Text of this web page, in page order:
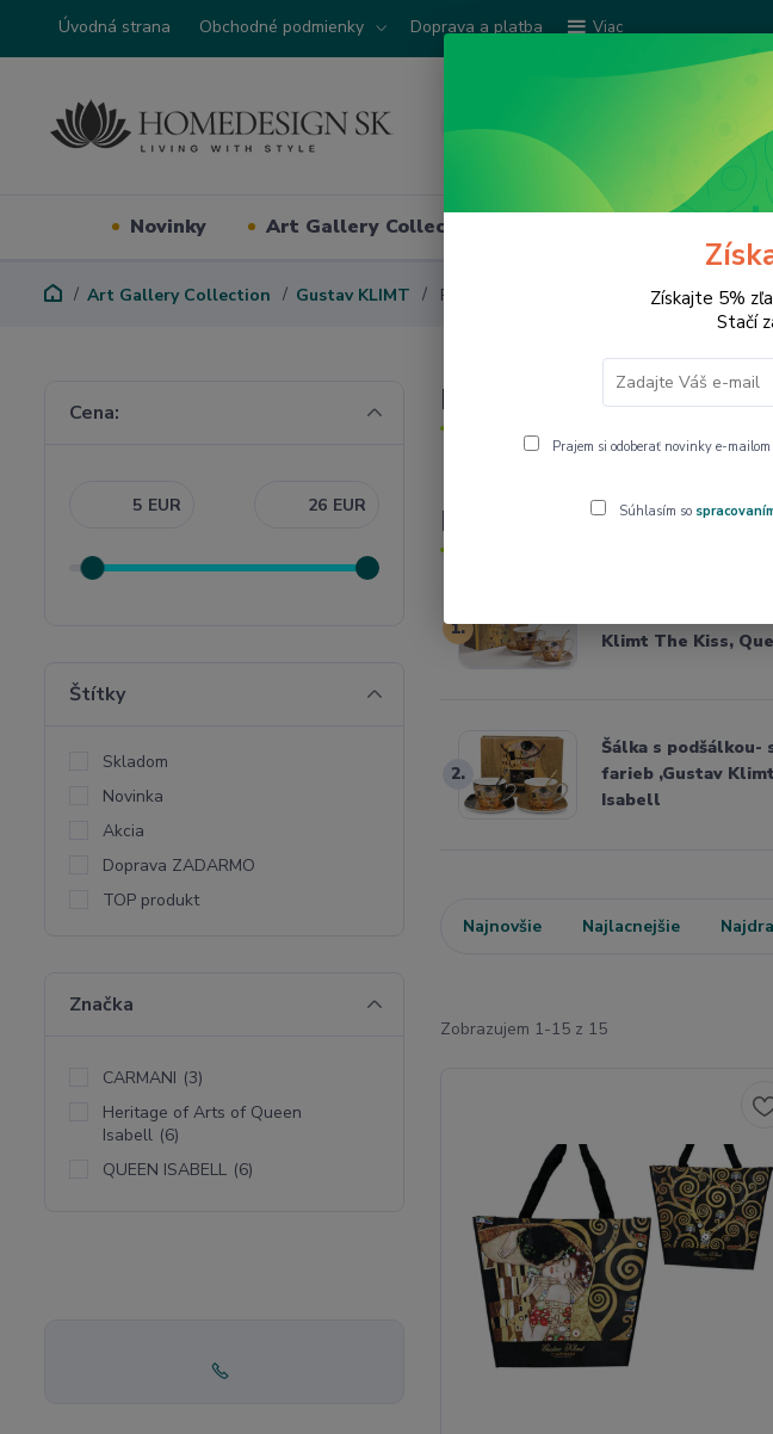
Úvodná strana Obchodné podmienky Doprava a platba Viac
Novinky Art Gallery Collection
Art Gallery Collection Gustav KLIMT Porcelán: sady, šálky, hrnčeky
Porcelán: sady, šálky,
Najpredávanejšie
1.
Klimt The Kiss,
2.
Šálka s podšálkou-
farieb ,Gustav
Isabell
Najnovšie Najlacnejšie
Zobrazujem 1-15 z 15
Cena:
EUR EUR
Štítky
Skladom
Novinka
Akcia
Doprava ZADARMO
TOP produkt
Značka
CARMANI (3)
Heritage of Arts of Queen
Isabell (6)
QUEEN ISABELL (6)
Získajte 5%
Stačí
Prajem si odoberať novinky e-mailom
Súhlasím so